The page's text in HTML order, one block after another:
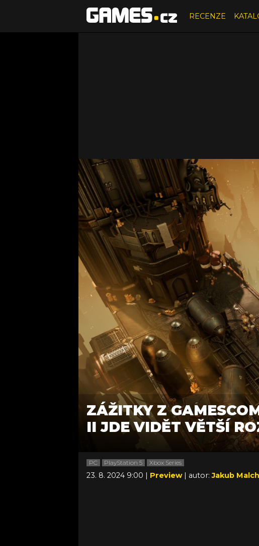
RECENZE
ZÁŽITKY Z
II JDE VIDĚT VĚTŠÍ
PC PlayStation 5 Xbox Series
23. 8. 2024 9:00 | Preview | autor:Jakub